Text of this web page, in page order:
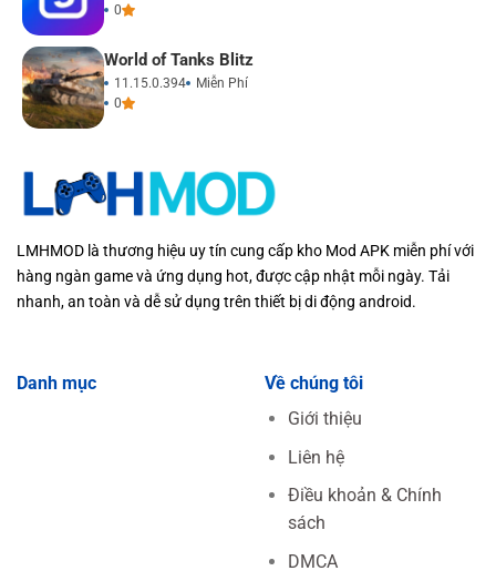
0
World of Tanks Blitz
11.15.0.394
Miễn Phí
0
LMHMOD là thương hiệu uy tín cung cấp kho Mod APK miễn phí với
hàng ngàn game và ứng dụng hot, được cập nhật mỗi ngày. Tải
nhanh, an toàn và dễ sử dụng trên thiết bị di động android.
Danh mục
Về chúng tôi
Giới thiệu
Liên hệ
Điều khoản & Chính
sách
DMCA